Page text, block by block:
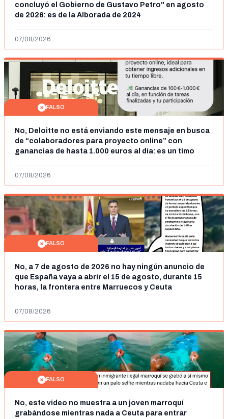
concluyó el Gobierno de Gustavo Petro" en agosto
de 2026: es de la Alborada de 2024
07/08/2026
FALSO
No, Deloitte no está enviando este mensaje en busca
de “colaboradores para proyecto online” con
ganancias de hasta 1.000 euros al día: es un timo
07/08/2026
FALSO
No, a 7 de agosto de 2026 no hay ningún anuncio de
que España vaya a abrir el 15 de agosto, durante 15
horas, la frontera entre Marruecos y Ceuta
07/08/2026
FALSO
No, este vídeo no muestra a un joven marroquí
grabándose mientras nada a Ceuta para entrar